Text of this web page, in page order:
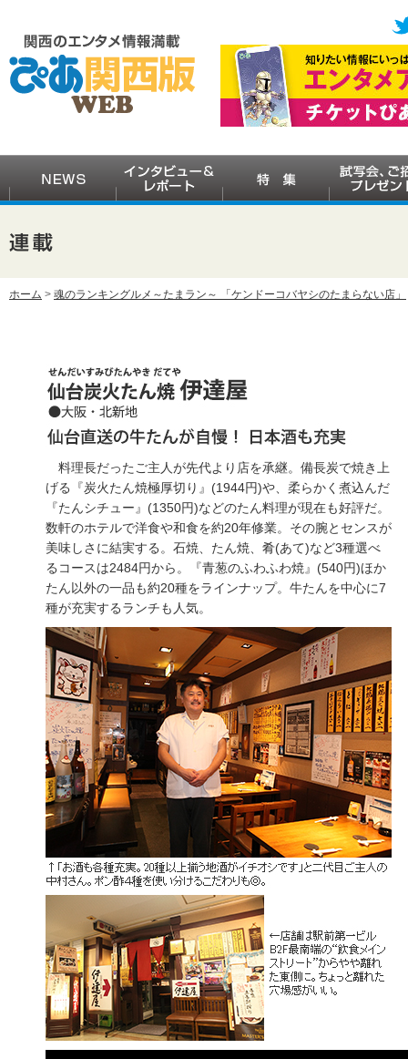
ホーム > 魂のランキングルメ～たまラン～ 「ケンドーコバヤシのたまらない店」
料理長だったご主人が先代より店を承継。備長炭で焼き上
げる『炭火たん焼極厚切り』(1944円)や、柔らかく煮込んだ
『たんシチュー』(1350円)などのたん料理が現在も好評だ。
数軒のホテルで洋食や和食を約20年修業。その腕とセンスが
美味しさに結実する。石焼、たん焼、肴(あて)など3種選べ
るコースは2484円から。『青葱のふわふわ焼』(540円)ほか
たん以外の一品も約20種をラインナップ。牛たんを中心に7
種が充実するランチも人気。